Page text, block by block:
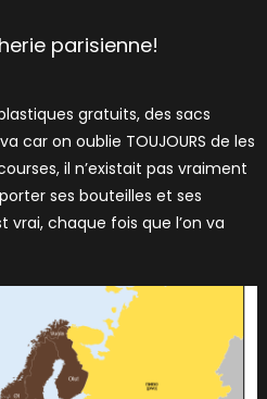
parisienne!
gratuits, des sacs
car on oublie TOUJOURS de les
il n’existait pas vraiment
ses bouteilles et ses
chaque fois que l’on va